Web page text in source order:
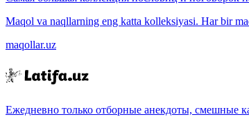
Maqol va naqllarning eng katta kolleksiyasi. Har bir
maqollar.uz
Ежедневно только отборные анекдоты, смешные